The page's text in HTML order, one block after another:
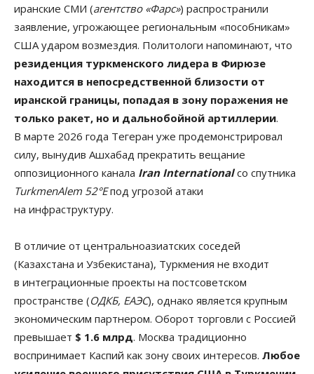
иранские СМИ (агентство «Фарс») распространили
заявление, угрожающее региональным «пособникам»
США ударом возмездия. Политологи напоминают, что
резиденция туркменского лидера в Фирюзе
находится в непосредственной близости от
иранской границы, попадая в зону поражения не
только ракет, но и дальнобойной артиллерии.
В марте 2026 года Тегеран уже продемонстрировал
силу, вынудив Ашхабад прекратить вещание
оппозиционного канала Iran Internationalсо спутника
TurkmenAlem 52°Eпод угрозой атаки
на инфраструктуру.
В отличие от центральноазиатских соседей
(Казахстана и Узбекистана), Туркмения не входит
в интеграционные проекты на постсоветском
пространстве (ОДКБ, ЕАЭС), однако является крупным
экономическим партнером. Оборот торговли с Россией
превышает $ 1.6 млрд. Москва традиционно
воспринимает Каспий как зону своих интересов. Любое